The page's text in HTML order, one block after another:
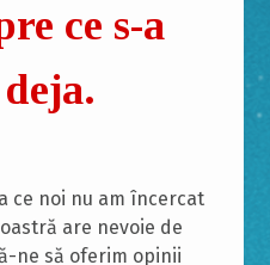
ce s-a
ce noi nu am încercat
are nevoie de
ne să oferim opinii